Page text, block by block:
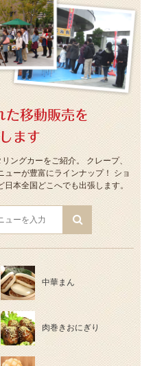
た移動販売を
ます
ングカーをご紹介。
クレープ、
ューが豊富にラインナップ！ ショ
本全国どこへでも出張します。
中華まん
肉巻きおにぎり